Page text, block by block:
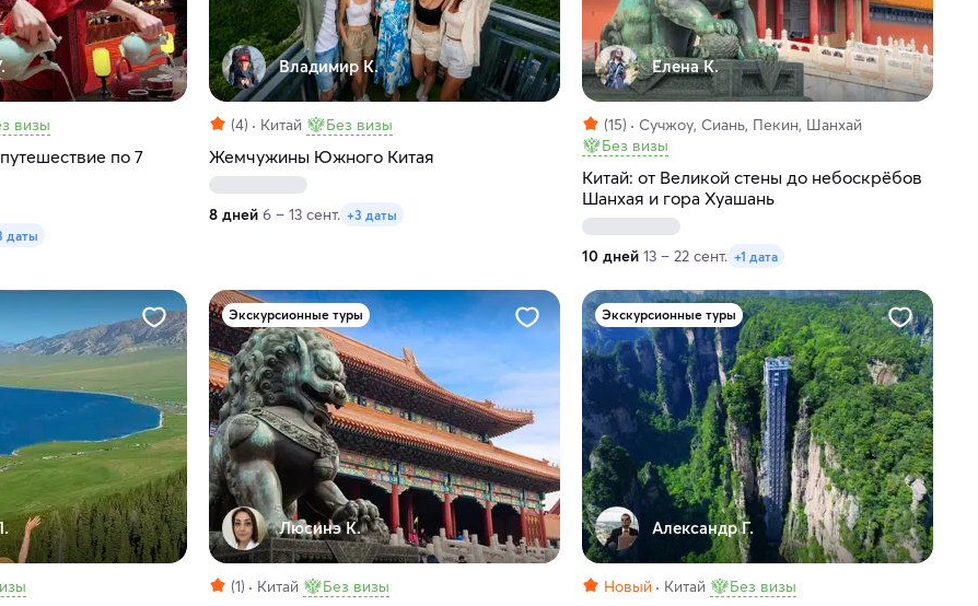
визы
по 7
даты
Владимир К.
(4) Китай Без визы
Жемчужины Южного Китая
8 дней 6 – 13 сент. +3 даты
Елена К.
(15)
Сучжоу, Сиань, Пекин, Шанхай
Без визы
Китай: от Великой стены до небоскрёбов
Шанхая и гора Хуашань
10 дней 13 – 22 сент. +1 дата
Экскурсионные туры
Люсинэ К.
(1) Китай Без визы
Экскурсионные туры
Александр Г.
Новый Китай Без визы